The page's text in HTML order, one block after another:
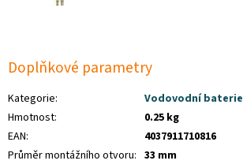
Doplňkové parametry
Kategorie:
Vodovodní baterie
Hmotnost:
0.25 kg
EAN:
4037911710816
Průměr montážního otvoru: 33 mm